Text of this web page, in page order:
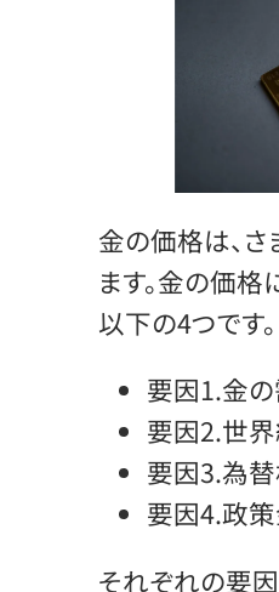
金の価格は、
ます。金の価
以下の4つです。
要因1.金
要因2.世
要因3.為
要因4.政
それぞれの要因